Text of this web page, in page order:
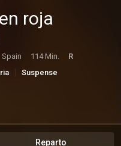
roja
Spain 114 Min.
R
Suspense
Reparto